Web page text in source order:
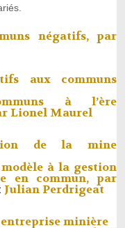
négatifs, par
aux communs
à l’ère
Lionel Maurel
de la mine
à la gestion
en commun, par
Julian Perdrigeat
minière